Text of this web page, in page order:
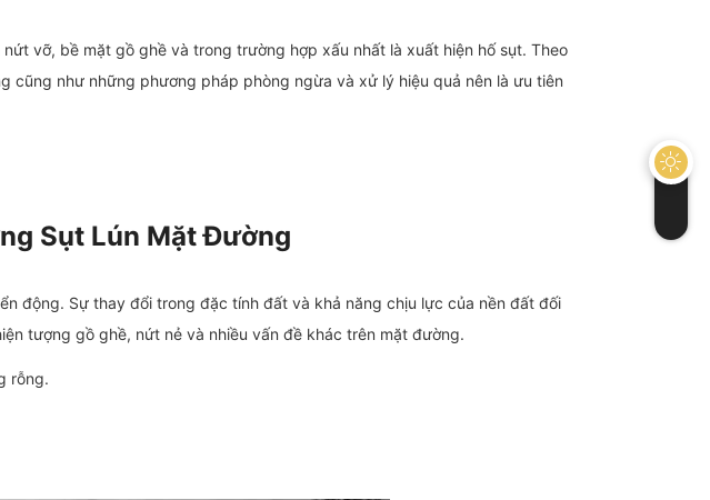
vỡ, bề mặt gồ ghề và trong trường hợp xấu nhất là xuất hiện hố sụt. Theo
cũng như những phương pháp phòng ngừa và xử lý hiệu quả nên là ưu tiên
Sụt Lún Mặt Đường
động. Sự thay đổi trong đặc tính đất và khả năng chịu lực của nền đất đối
tượng gồ ghề, nứt nẻ và nhiều vấn đề khác trên mặt đường.
rỗng.